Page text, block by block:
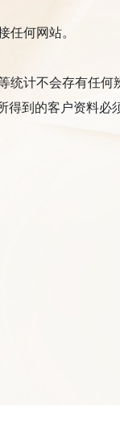
任何网站。
计不会存有任何
到的客户资料